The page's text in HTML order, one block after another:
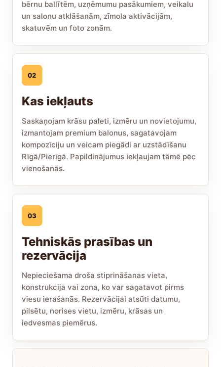
bērnu ballītēm, uzņēmumu pasākumiem, veikalu
un salonu atklāšanām, zīmola aktivācijām,
skatuvēm un foto zonām.
02
Kas iekļauts
Saskaņojam krāsu paleti, izmēru un novietojumu,
izmantojam premium balonus, sagatavojam
kompozīciju un veicam piegādi ar uzstādīšanu
Rīgā/Pierīgā. Papildinājumus iekļaujam tāmē pēc
vienošanās.
03
Tehniskās prasības un
rezervācija
Nepieciešama droša stiprināšanas vieta,
konstrukcija vai zona, ko var sagatavot pirms
viesu ierašanās. Rezervācijai atsūti datumu,
pilsētu, norises vietu, izmēru, krāsas un
iedvesmas piemērus.